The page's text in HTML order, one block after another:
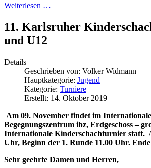
Weiterlesen …
11. Karlsruher
und U12
Details
Geschrieben von: Volker Widmann
Hauptkategorie: Jugend
Kategorie: Turniere
Erstellt: 14. Oktober 2019
Am 09. November findet im
Begegnungszentrum ibz, Erdgeschoss –
Internationale Kinderschachturnier statt.
Uhr, Beginn der 1. Runde 11.00 Uhr.
Sehr geehrte Damen und Herren,